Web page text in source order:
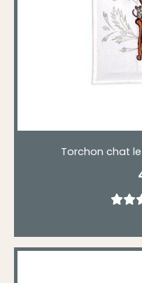
Torchon chat